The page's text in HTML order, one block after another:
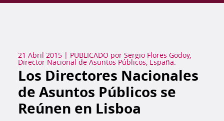
21 Abril 2015| PUBLICADO por Sergio Flores Godoy,
Director Nacional de Asuntos Públicos, España.
Los Directores Nacionales
de Asuntos Públicos se
Reúnen en Lisboa